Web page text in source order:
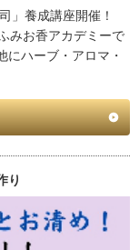
」養成講座開催！
みお香アカデミーで
にハーブ・アロマ・
り